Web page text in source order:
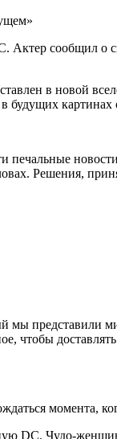
сообщил о
в новой
будущих картинах
Решения,
мы представили
чтобы
момента,
DC. Чудо-